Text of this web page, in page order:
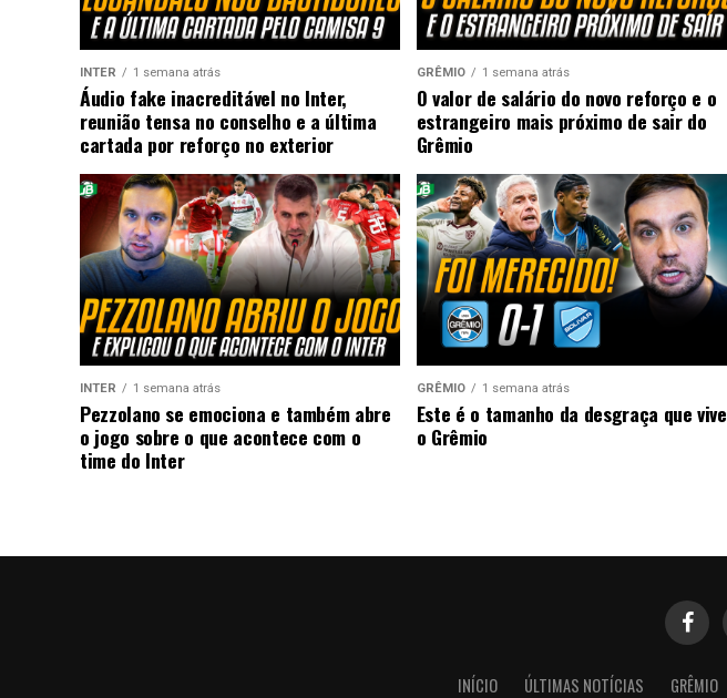
INTER 1 semana atrás
Áudio fake inacreditável no Inter,
reunião tensa no conselho e a última
cartada por reforço no exterior
GRÊMIO 1 semana atrás
O valor de salário do novo reforço e o
estrangeiro mais próximo de sair do
Grêmio
INTER 1 semana atrás
Pezzolano se emociona e também abre
o jogo sobre o que acontece com o
time do Inter
GRÊMIO 1 semana atrás
Este é o tamanho da desgraça que vive
o Grêmio
INÍCIO ÚLTIMAS NOTÍCIAS GRÊMIO